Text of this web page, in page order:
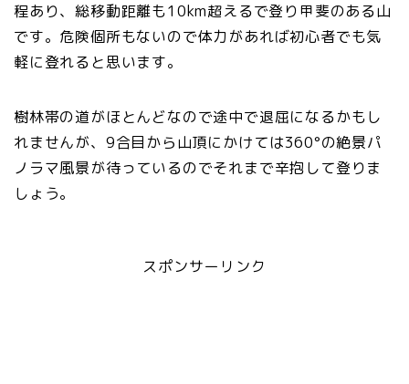
程あり、総移動距離も10km超えるで登り甲斐のある山
です。危険個所もないので体力があれば初心者でも気
軽に登れると思います。
樹林帯の道がほとんどなので途中で退屈になるかもし
れませんが、9合目から山頂にかけては360°の絶景パ
ノラマ風景が待っているのでそれまで辛抱して登りま
しょう。
スポンサーリンク